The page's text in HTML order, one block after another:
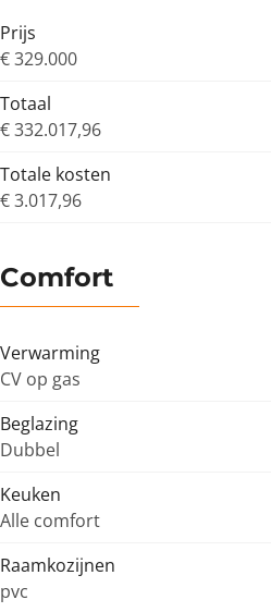
Prijs
€ 329.000
Totaal
€ 332.017,96
Totale kosten
€ 3.017,96
Comfort
Verwarming
CV op gas
Beglazing
Dubbel
Keuken
Alle comfort
Raamkozijnen
pvc